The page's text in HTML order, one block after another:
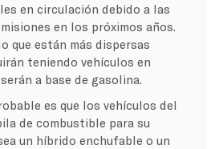
en circulación debido a las
en los próximos años.
que están más dispersas
teniendo vehículos en
a base de gasolina.
es que los vehículos del
de combustible para su
un híbrido enchufable o un